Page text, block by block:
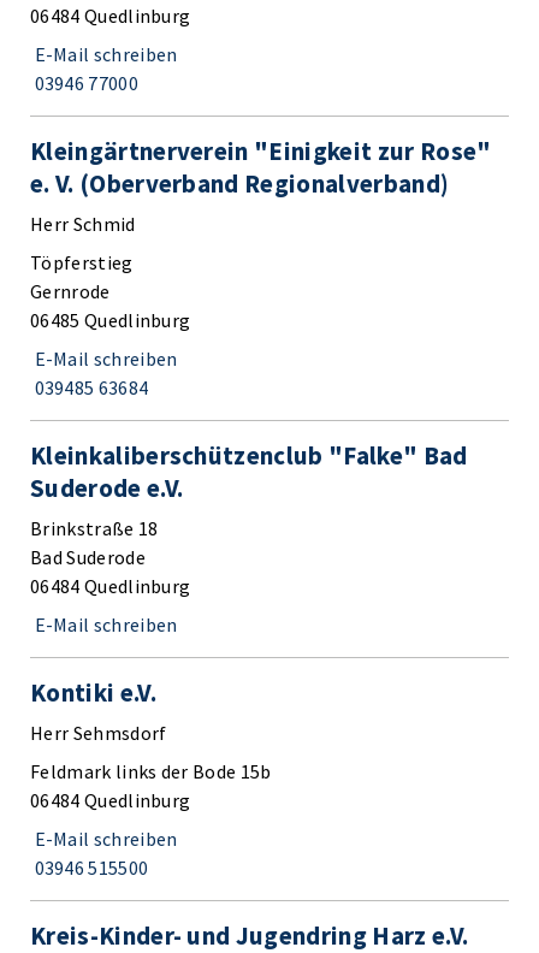
06484 Quedlinburg
E-Mail schreiben
03946 77000
Kleingärtnerverein "Einigkeit zur Rose"
e. V. (Oberverband Regionalverband)
Herr Schmid
Töpferstieg
Gernrode
06485 Quedlinburg
E-Mail schreiben
039485 63684
Kleinkaliberschützenclub "Falke" Bad
Suderode e.V.
Brinkstraße 18
Bad Suderode
06484 Quedlinburg
E-Mail schreiben
Kontiki e.V.
Herr Sehmsdorf
Feldmark links der Bode 15b
06484 Quedlinburg
E-Mail schreiben
03946 515500
Kreis-Kinder- und Jugendring Harz e.V.